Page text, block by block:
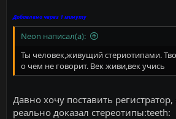
Добавлено через 1 минуту
Neon написал(а):
Ты человек,живущий стериотипами.
о чем не говорит. Век живи,век учись
Давно хочу поставить
реально доказал стереотипы:teeth: